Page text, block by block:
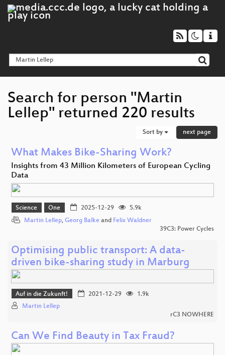
Search for person "Martin
Lellep" returned 220 results
Sort by next page
What Makes Bike-Sharing Work?
Insights from 43 Million Kilometers of European Cycling
Data
Science One 2025-12-29
5.9k
Martin Lellep, Georg Balke and Felix Waldner
39C3: Power Cycles
Optimising public transport: A data-
driven bike-sharing study in Marburg
Auf in die Zukunft! 2021-12-29
1.9k
Martin Lellep
rC3 NOWHERE
Can We Find Beauty in Tax Fraud?